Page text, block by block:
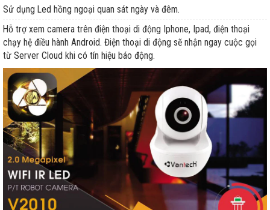
Sử dụng Led hồng ngoại quan sát ngày và đêm.
Hỗ trợ xem camera trên điện thoại di động Iphone, Ipad, điện thoại
chạy hệ điều hành Android. Điện thoại di động sẽ nhận ngay cuộc gọi
từ Server Cloud khi có tín hiệu báo động.